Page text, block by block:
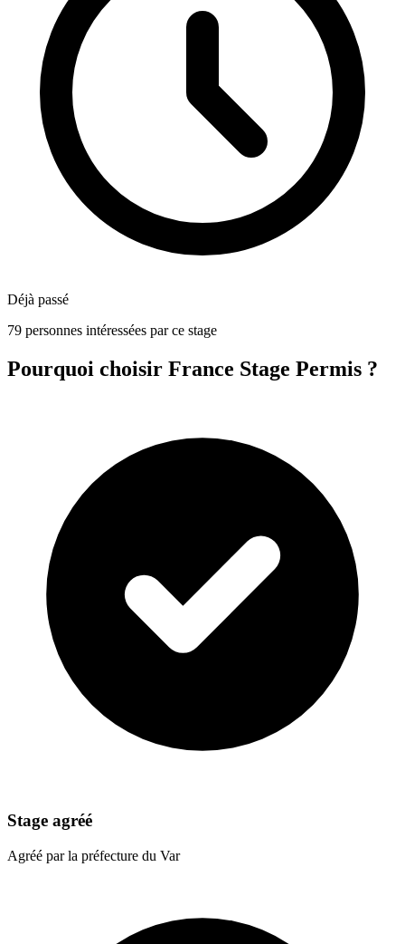
Déjà passé
79 personnes intéressées par ce stage
Pourquoi choisir France Stage Permis ?
Stage agréé
Agréé par la préfecture du Var